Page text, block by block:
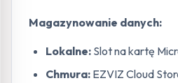
Magazynowanie danych:
Lokalne: Slot na kartę
Chmura: EZVIZ Cloud